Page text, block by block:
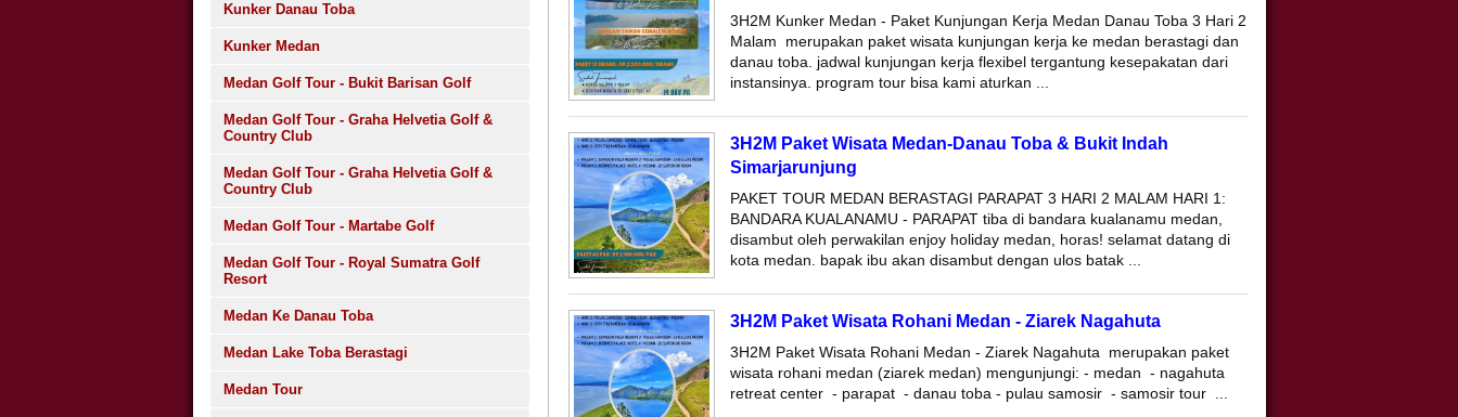
Kunker Danau Toba
Kunker Medan
Medan Golf Tour - Bukit Barisan Golf
Medan Golf Tour - Graha Helvetia Golf &
Country Club
Medan Golf Tour - Graha Helvetia Golf &
Country Club
Medan Golf Tour - Martabe Golf
Medan Golf Tour - Royal Sumatra Golf
Resort
Medan Ke Danau Toba
Medan Lake Toba Berastagi
Medan Tour
3H2M Kunker Medan - Paket Kunjungan Kerja Medan Danau Toba 3 Hari 2
Malam merupakan paket wisata kunjungan kerja ke medan berastagi dan
danau toba. jadwal kunjungan kerja flexibel tergantung kesepakatan dari
instansinya. program tour bisa kami aturkan ...
3H2M Paket Wisata Medan-Danau Toba & Bukit Indah
Simarjarunjung
PAKET TOUR MEDAN BERASTAGI PARAPAT 3 HARI 2 MALAM HARI 1:
BANDARA KUALANAMU - PARAPAT tiba di bandara kualanamu medan,
disambut oleh perwakilan enjoy holiday medan, horas! selamat datang di
kota medan. bapak ibu akan disambut dengan ulos batak ...
3H2M Paket Wisata Rohani Medan - Ziarek Nagahuta
3H2M Paket Wisata Rohani Medan - Ziarek Nagahuta merupakan paket
wisata rohani medan (ziarek medan) mengunjungi: - medan - nagahuta
retreat center - parapat - danau toba - pulau samosir - samosir tour ...